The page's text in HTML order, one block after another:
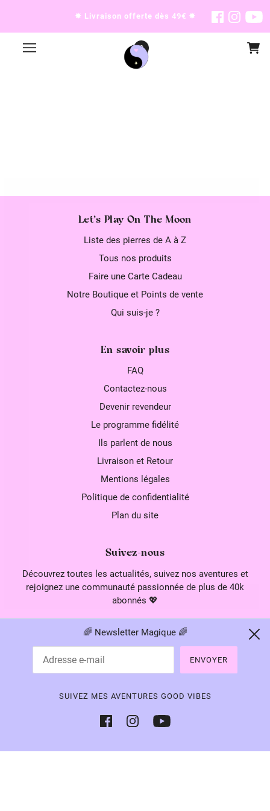
✸ Livraison offerte dès 49€ ✸
0
Let's Play On The Moon
Liste des pierres de A à Z
Tous nos produits
Faire une Carte Cadeau
Notre Boutique et Points de vente
Qui suis-je ?
En savoir plus
FAQ
Contactez-nous
Devenir revendeur
Le programme fidélité
Ils parlent de nous
Livraison et Retour
Mentions légales
Politique de confidentialité
Plan du site
Suivez-nous
Découvrez toutes les actualités, suivez nos aventures et
rejoignez une communauté passionnée de plus de 40k
abonnés 💖
© Let's Play On The Moon 2022. All Rights Reserved
🌈 Newsletter Magique 🌈
ENVOYER
SUIVEZ MES AVENTURES GOOD VIBES